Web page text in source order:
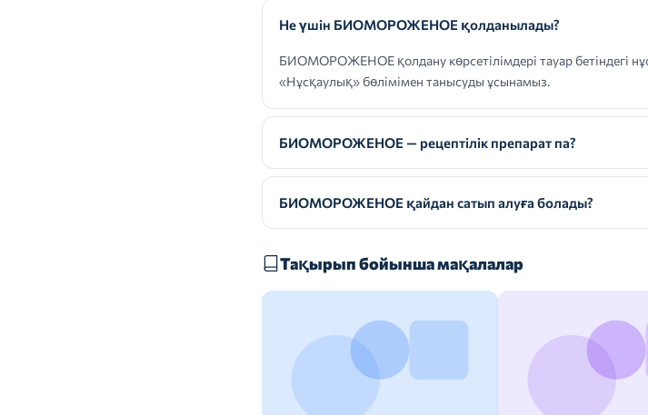
Не үшін БИОМОРОЖЕНОЕ қолданылады?
БИОМОРОЖЕНОЕ қолдану көрсетілімдері тауар бетіндегі
«Нұсқаулық» бөлімімен танысуды ұсынамыз.
БИОМОРОЖЕНОЕ — рецептілік препарат па?
БИОМОРОЖЕНОЕ қайдан сатып алуға болады?
Тақырып бойынша мақалалар